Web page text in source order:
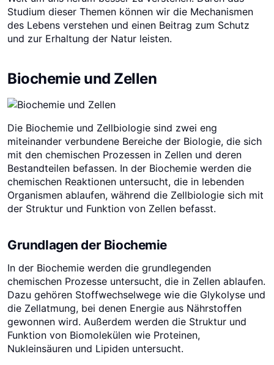
Studium dieser Themen können wir die Mechanismen
des Lebens verstehen und einen Beitrag zum Schutz
und zur Erhaltung der Natur leisten.
Biochemie und Zellen
Die Biochemie und Zellbiologie sind zwei eng
miteinander verbundene Bereiche der Biologie, die sich
mit den chemischen Prozessen in Zellen und deren
Bestandteilen befassen. In der Biochemie werden die
chemischen Reaktionen untersucht, die in lebenden
Organismen ablaufen, während die Zellbiologie sich mit
der Struktur und Funktion von Zellen befasst.
Grundlagen der Biochemie
In der Biochemie werden die grundlegenden
chemischen Prozesse untersucht, die in Zellen ablaufen.
Dazu gehören Stoffwechselwege wie die Glykolyse und
die Zellatmung, bei denen Energie aus Nährstoffen
gewonnen wird. Außerdem werden die Struktur und
Funktion von Biomolekülen wie Proteinen,
Nukleinsäuren und Lipiden untersucht.